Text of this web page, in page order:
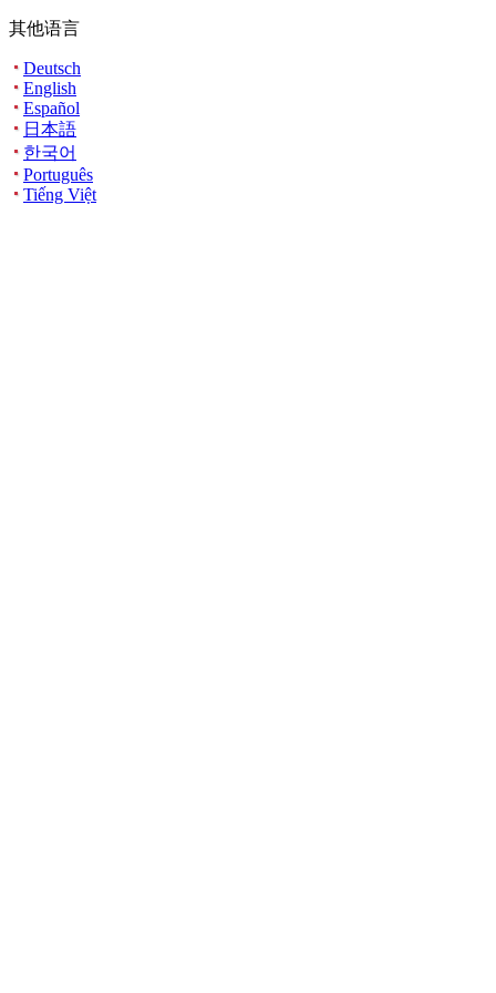
其他语言
Deutsch
English
Español
日本語
한국어
Português
Tiếng Việt